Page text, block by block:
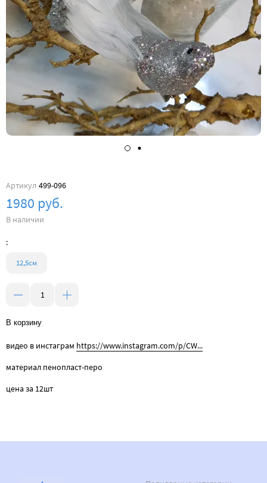
Артикул 499-096
1980 руб.
В наличии
:
12,5cм
В корзину
видео в инстаграм https://www.instagram.com/p/CW...
материал пенопласт-перо
цена за 12шт